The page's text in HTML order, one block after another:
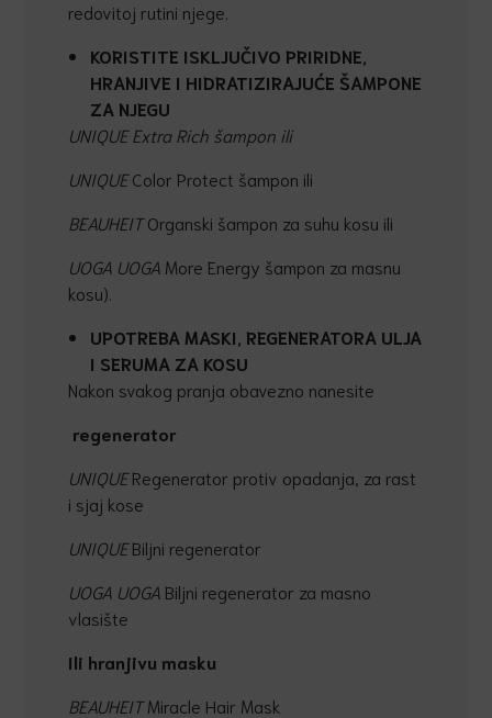
redovitoj rutini njege.
KORISTITE ISKLJUČIVO PRIRIDNE,
HRANJIVE I HIDRATIZIRAJUĆE ŠAMPONE
ZA NJEGU
UNIQUE Extra Rich šampon ili
UNIQUEColor Protect šampon ili
BEAUHEITOrganski šampon za suhu kosu ili
UOGA UOGA More Energy šampon za masnu
kosu).
UPOTREBA MASKI, REGENERATORA ULJA
I SERUMA ZA KOSU
Nakon svakog pranja obavezno nanesite
regenerator
UNIQUERegenerator protiv opadanja, za rast
i sjaj kose
UNIQUEBiljni regenerator
UOGA UOGABiljni regenerator za masno
vlasište
Ili hranjivu masku
BEAUHEITMiracle Hair Mask